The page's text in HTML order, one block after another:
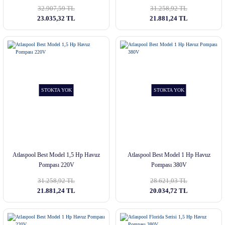
32.907,59 TL
23.035,32 TL
31.258,92 TL
21.881,24 TL
STOKTA YOK
Atlaspool Best Model 1,5 Hp Havuz
Pompası 220V
31.258,92 TL
21.881,24 TL
STOKTA YOK
Atlaspool Best Model 1 Hp Havuz
Pompası 380V
28.621,03 TL
20.034,72 TL